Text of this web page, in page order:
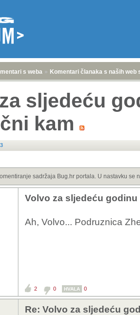
s weba » Komentari članaka s naših web
sljedeću
kam
sadržaja Bug.hr portala. U nastavku se
Volvo za sljedeću
Ah, Volvo... Podruznica
2 0 HVALA 0
Re: Volvo za sljedeću